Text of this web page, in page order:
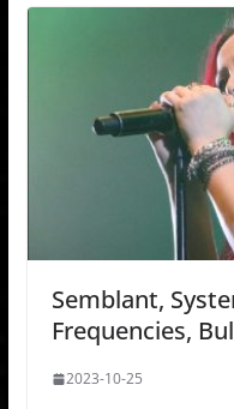
Semblant,
Frequencies,
2023-10-25